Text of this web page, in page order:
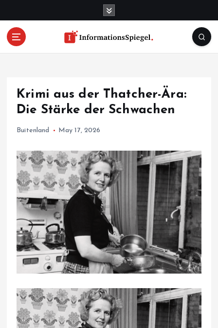
Krimi aus der Thatcher-Ära:
Die Stärke der Schwachen
Buitenland May 17, 2026